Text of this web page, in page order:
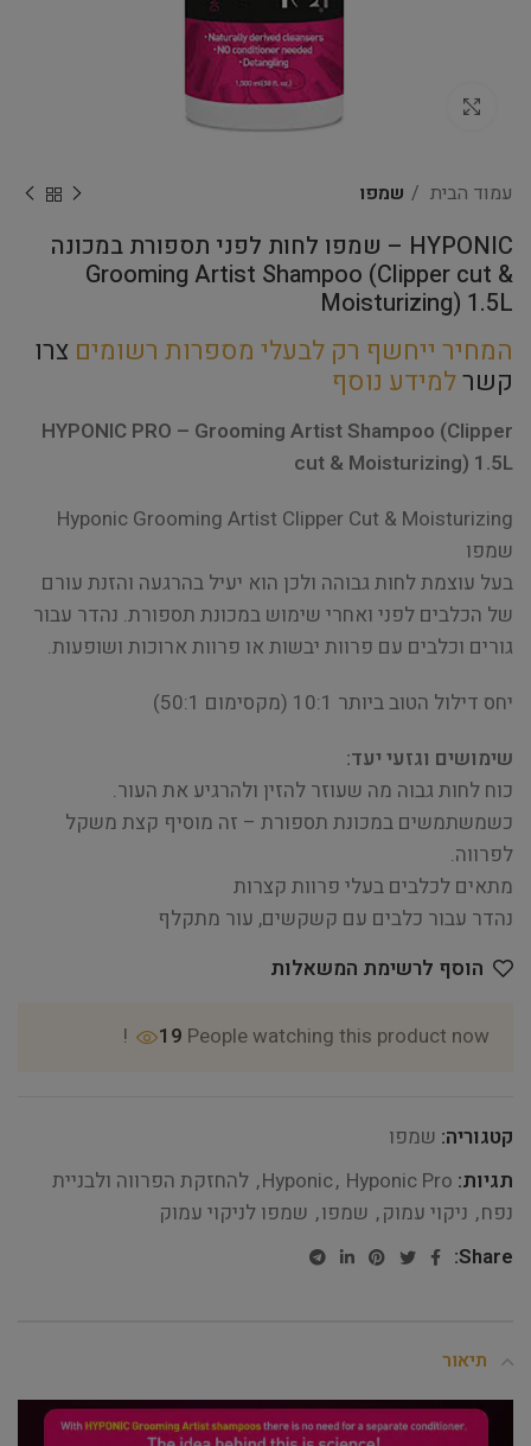
עמוד הבית שמפו
HYPONIC – שמפו לחות לפני תספורת במכונה
Grooming Artist Shampoo (Clipper cut &
Moisturizing) 1.5L
המחיר ייחשף רק לבעלי מספרות רשומים צרו
קשרלמידע נוסף
HYPONIC PRO – Grooming Artist Shampoo (Clipper
cut & Moisturizing) 1.5L
Hyponic Grooming Artist Clipper Cut & Moisturizing
שמפו
בעל עוצמת לחות גבוהה ולכן הוא יעיל בהרגעה והזנת עורם
של הכלבים לפני ואחרי שימוש במכונת תספורת. נהדר עבור
גורים וכלבים עם פרוות יבשות או פרוות ארוכות ושופעות.
יחס דילול הטוב ביותר 10:1 (מקסימום 50:1)
שימושים וגזעי יעד:
כוח לחות גבוה מה שעוזר להזין ולהרגיע את העור.
כשמשתמשים במכונת תספורת – זה מוסיף קצת משקל
לפרווה.
מתאים לכלבים בעלי פרוות קצרות
נהדר עבור כלבים עם קשקשים, עור מתקלף
הוסף לרשימת המשאלות
19 People watching this product now!
קטגוריה: שמפו
תגיות:
Hyponic, Hyponic Pro
, להחזקת הפרווה ולבניית
נפח, ניקוי עמוק, שמפו, שמפו לניקוי עמוק
Share:
תיאור